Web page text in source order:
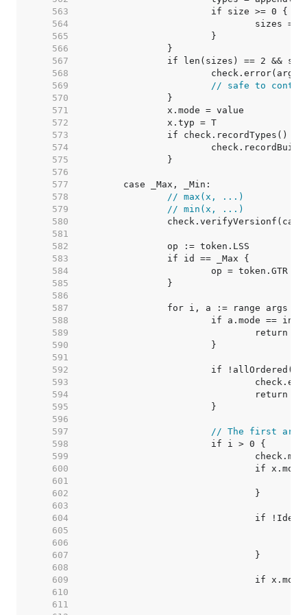
   563
   564
   565
   566
   567
   568
   569
// safe to
   570
   571
   572
   573
   574
   575
   576
   577
   578
// max(x, ...)
   579
// min(x, ...)
   580
   581
   582
   583
   584
   585
   586
   587
   588
   589
   590
   591
   592
   593
   594
   595
   596
   597
// The first
   598
   599
   600
   601
   602
   603
   604
   605
   606
   607
   608
   609
   610
   611